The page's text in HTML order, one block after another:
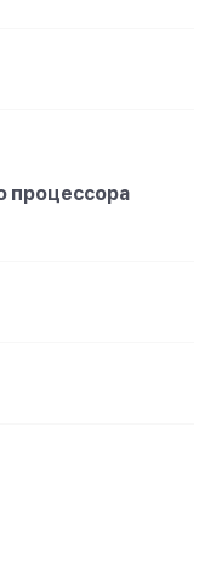
процессора